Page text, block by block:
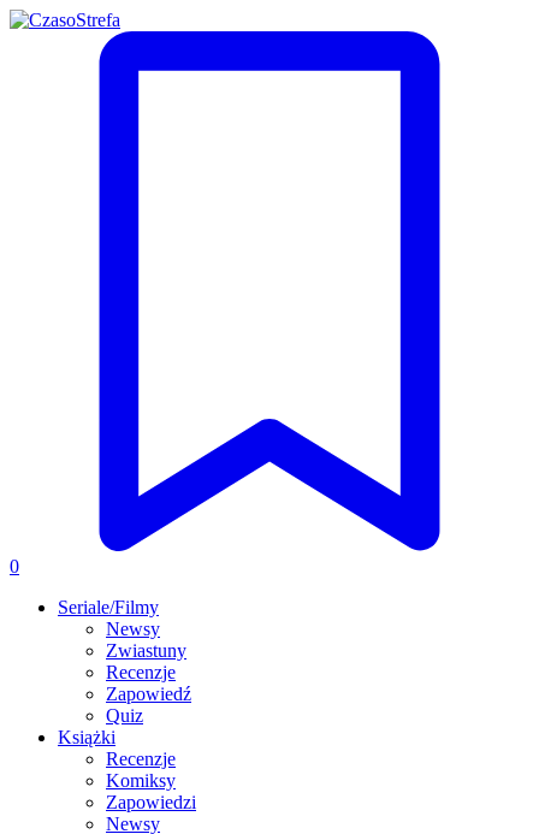
0
Seriale/Filmy
Newsy
Zwiastuny
Recenzje
Zapowiedź
Quiz
Książki
Recenzje
Komiksy
Zapowiedzi
Newsy